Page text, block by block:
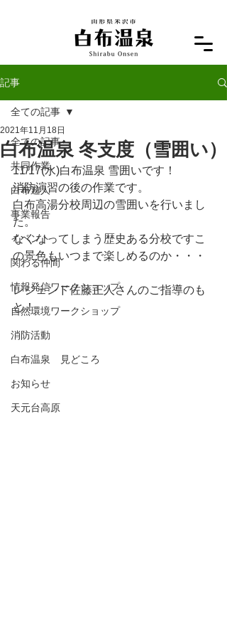
記事
全ての記事
共同作業
白布遊人
事業報告
イベント
関わる仲間
情報発信ワークショップ
自然環境ワークショップ
消防活動
白布温泉 見どころ
お知らせ
天元台高原
全ての記事
白布温泉 冬支度（雪囲い）
2021年11月18日
11/17(水)白布温泉 雪囲いです！
消防演習の後の作業です。
白布高湯分校周辺の雪囲いを行いまし
た。
なくなってしまう歴史ある分校ですこ
の景色もいつまで楽しめるのか・・・
レジェンド佐藤正人さんのご指導のも
と！